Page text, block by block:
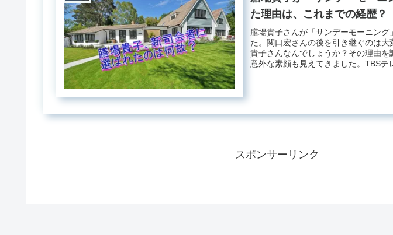
た理由は、これまでの経歴？
膳場貴子さんが「サンデーモーニング
た。関口宏さんの後を引き継ぐのは
貴子さんなんでしょうか？その理由
意外な素顔も見えてきました。TBSテ
スポンサーリンク